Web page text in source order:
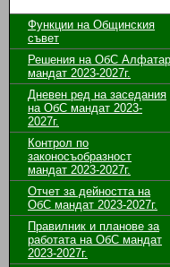
Функции на Общинския
съвет
Решения на ОбС Алфатар
мандат 2023-2027г.
Дневен ред на заседания
на ОбС мандат 2023-
2027г.
Контрол по
законосъобразност
мандат 2023-2027г.
Отчет за дейността на
ОбС мандат 2023-2027г.
Правилник и планове за
работата на ОбС мандат
2023-2027г.